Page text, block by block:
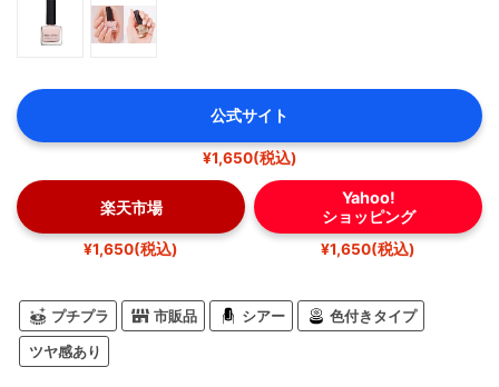
公式サイト
¥1,650(税込)
楽天市場
¥1,650(税込)
Yahoo!
ショッピング
¥1,650(税込)
プチプラ 市販品 シアー 色付きタイプ
ツヤ感あり